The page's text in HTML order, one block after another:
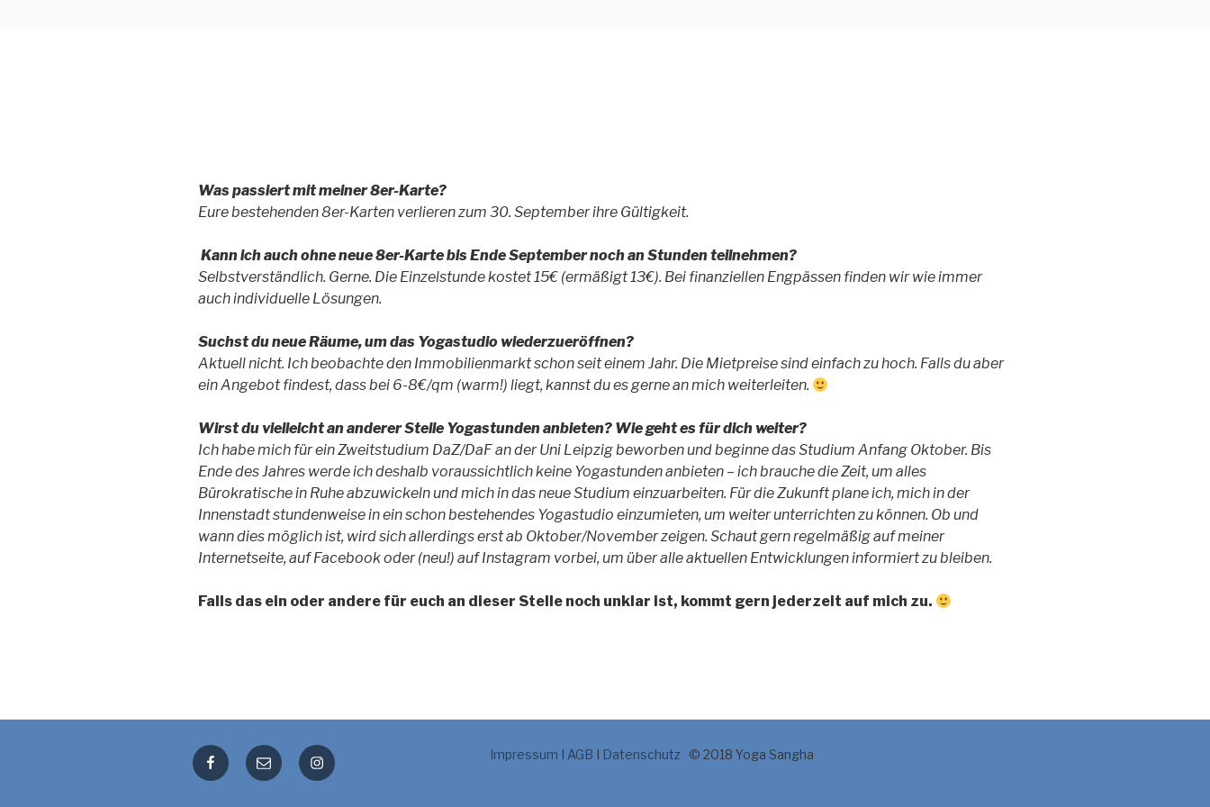
Was passiert mit meiner 8er-Karte?
Eure bestehenden 8er-Karten verlieren zum 30. September ihre Gültigkeit.
Kann ich auch ohne neue 8er-Karte bis Ende September noch an Stunden teilnehmen?
Selbstverständlich. Gerne. Die Einzelstunde kostet 15€ (ermäßigt 13€). Bei finanziellen Engpässen finden wir wie immer
auch individuelle Lösungen.
Suchst du neue Räume, um das Yogastudio wiederzueröffnen?
Aktuell nicht. Ich beobachte den Immobilienmarkt schon seit einem Jahr. Die Mietpreise sind einfach zu hoch. Falls du aber
ein Angebot findest, dass bei 6-8€/qm (warm!) liegt, kannst du es gerne an mich weiterleiten.
Wirst du vielleicht an anderer Stelle Yogastunden anbieten? Wie geht es für dich weiter?
Ich habe mich für ein Zweitstudium DaZ/DaF an der Uni Leipzig beworben und beginne das Studium Anfang Oktober. Bis
Ende des Jahres werde ich deshalb voraussichtlich keine Yogastunden anbieten – ich brauche die Zeit, um alles
Bürokratische in Ruhe abzuwickeln und mich in das neue Studium einzuarbeiten. Für die Zukunft plane ich, mich in der
Innenstadt stundenweise in ein schon bestehendes Yogastudio einzumieten, um weiter unterrichten zu können. Ob und
wann dies möglich ist, wird sich allerdings erst ab Oktober/November zeigen. Schaut gern regelmäßig auf meiner
Internetseite, auf Facebook oder (neu!) auf Instagram vorbei, um über alle aktuellen Entwicklungen informiert zu bleiben.
Falls das ein oder andere für euch an dieser Stelle noch unklar ist, kommt gern jederzeit auf mich zu.
Facebook
E-
Mail
Instagram Impressum I AGB I Datenschutz © 2018 Yoga Sangha